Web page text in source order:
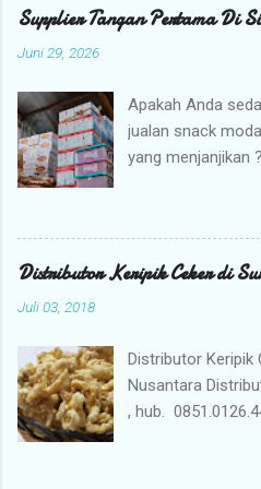
K
m
n
t
a
r
Supplier Tangan Pertama Di
Juni 29, 2026
Apakah Anda
jualan snack
yang menjanjikan
tangan pertama
kiloan termurah ?
sebagai jawaban
Kami adalah
berkualitas
pusat (tangan
Camilan
adalah
Distributor Keripik Ceker di
Juli 03, 2018
Distributor Keripik
Nusantara
, hub.
memiliki banyak